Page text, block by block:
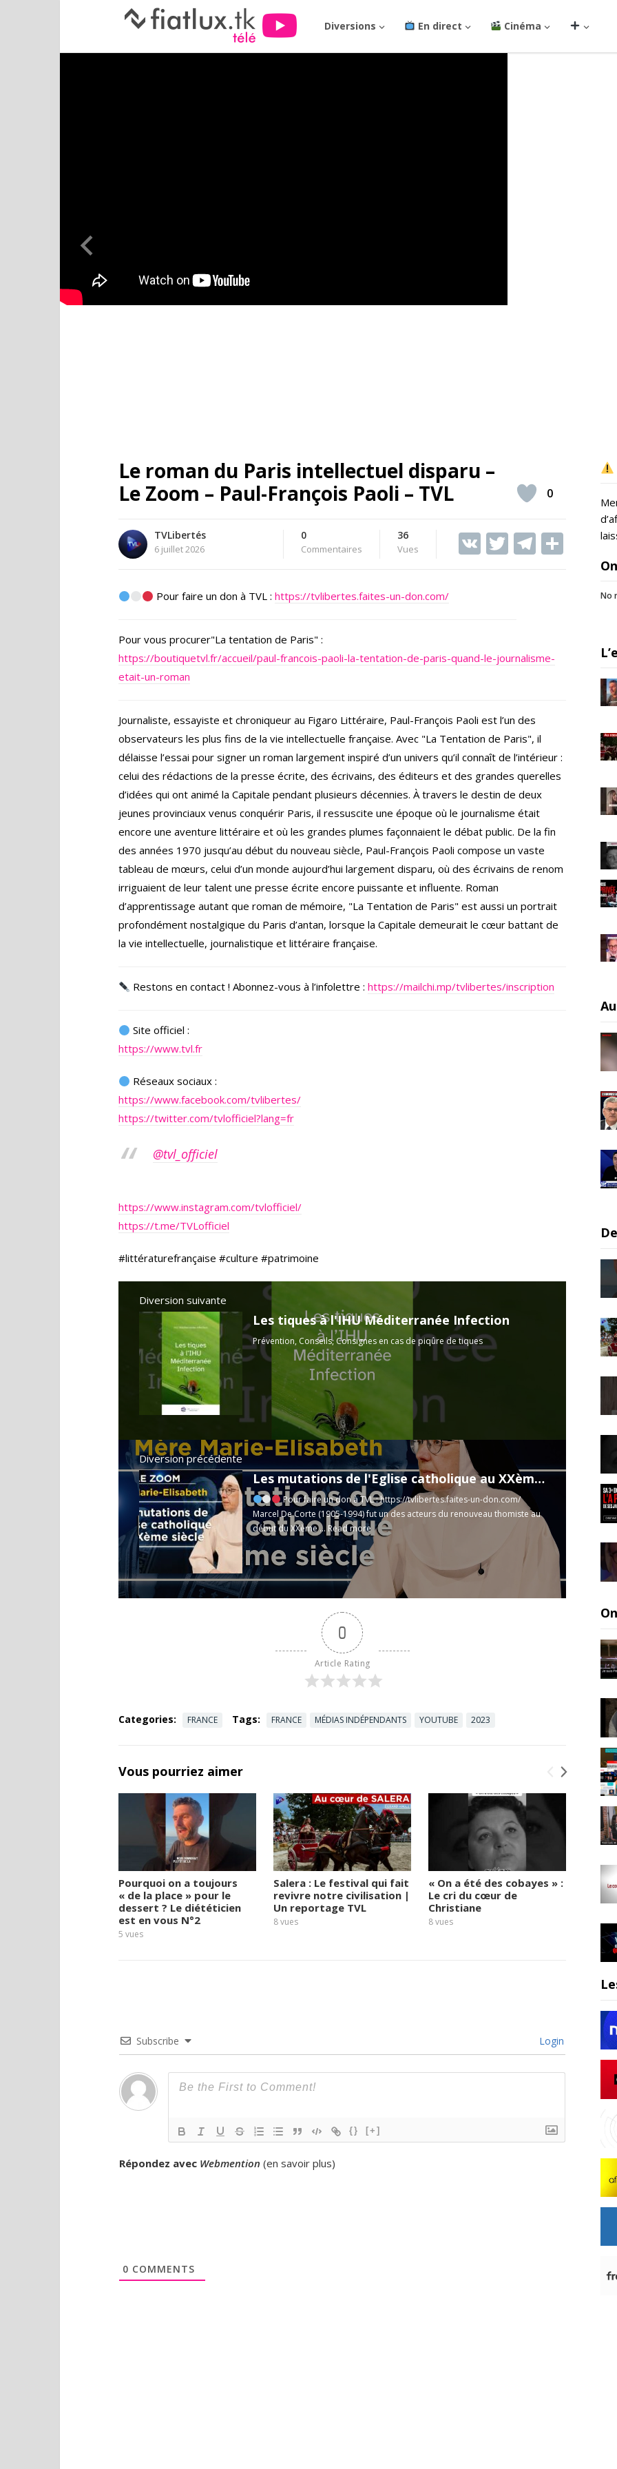
Diversions En direct Cinéma
Le roman du Paris intellectuel disparu –
Le Zoom – Paul-François Paoli – TVL
TVLibertés
6 juillet 2026
0
Commentaires
36
Vues V T T
m
0
Pour faire un don à TVL :https://tvlibertes.faites-un-don.com/
Pour vous procurer"La tentation de Paris" :
https://boutiquetvl.fr/accueil/paul-francois-paoli-la-tentation-de-paris-quand-le-journalisme-
etait-un-roman
Journaliste, essayiste et chroniqueur au Figaro Littéraire, Paul-François Paoli est l’un des
observateurs les plus fins de la vie intellectuelle française. Avec "La Tentation de Paris", il
délaisse l’essai pour signer un roman largement inspiré d’un univers qu’il connaît de l’intérieur :
celui des rédactions de la presse écrite, des écrivains, des éditeurs et des grandes querelles
d’idées qui ont animé la Capitale pendant plusieurs décennies. À travers le destin de deux
jeunes provinciaux venus conquérir Paris, il ressuscite une époque où le journalisme était
encore une aventure littéraire et où les grandes plumes façonnaient le débat public. De la fin
des années 1970 jusqu’au début du nouveau siècle, Paul-François Paoli compose un vaste
tableau de mœurs, celui d’un monde aujourd’hui largement disparu, où des écrivains de renom
irriguaient de leur talent une presse écrite encore puissante et influente. Roman
d’apprentissage autant que roman de mémoire, "La Tentation de Paris" est aussi un portrait
profondément nostalgique du Paris d’antan, lorsque la Capitale demeurait le cœur battant de
la vie intellectuelle, journalistique et littéraire française.
Restons en contact ! Abonnez-vous à l’infolettre :https://mailchi.mp/tvlibertes/inscription
Site officiel :
https://www.tvl.fr
Réseaux sociaux :
https://www.facebook.com/tvlibertes/
https://twitter.com/tvlofficiel?lang=fr
@tvl_officiel
https://www.instagram.com/tvlofficiel/
https://t.me/TVLofficiel
#littératurefrançaise #culture #patrimoine
Diversion suivante
Les tiques à l'IHU Méditerranée Infection
Prévention, Conseils, Consignes en cas de piqûre de tiques
Diversion précédente
Les mutations de l'Eglise catholique au XXème siècle - Le Zoom - Mère Marie-Elisabeth - TVL
Pour faire un don à TVL :https://tvlibertes.faites-un-don.com/
Marcel De Corte (1905-1994) fut un des acteurs du renouveau thomiste au
début du XXème ... Read more
0
Article Rating
Categories: FRANCE Tags: FRANCE MÉDIAS INDÉPENDANTS YOUTUBE 2023
Vous pourriez aimer
Pourquoi on a toujours
« de la place » pour le
dessert ? Le diététicien
est en vous N°2
5 vues
Salera : Le festival qui fait
revivre notre civilisation |
Un reportage TVL
8vues
« On a été des cobayes » :
Le cri du cœur de
Christiane
8vues
plus
vues
Subscribe Login
{} [+]
Répondez avec Webmention (en savoir plus)
0 COMMENTS
No